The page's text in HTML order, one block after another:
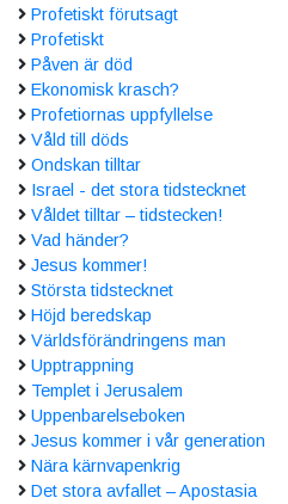
Profetiskt förutsagt
Profetiskt
Påven är död
Ekonomisk krasch?
Profetiornas uppfyllelse
Våld till döds
Ondskan tilltar
Israel - det stora tidstecknet
Våldet tilltar – tidstecken!
Vad händer?
Jesus kommer!
Största tidstecknet
Höjd beredskap
Världsförändringens man
Upptrappning
Templet i Jerusalem
Uppenbarelseboken
Jesus kommer i vår generation
Nära kärnvapenkrig
Det stora avfallet – Apostasia